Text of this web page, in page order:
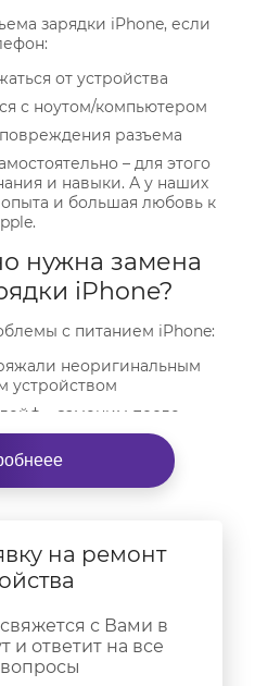
зарядки iPhone, если
от устройства
с ноутом/компьютером
разъема
– для этого
и навыки. А у наших
и большая любовь к
нужна замена
iPhone?
с питанием iPhone:
неоригинальным
устройством
– заменим после
за 15-30 минут
айфона к
не получится, но мы
любой сложности. После
Используем для
iPhone оригинальные
Гарантия 12 месяцев.
вAppleJam
на ремонт
с Вами в
и ответит на все